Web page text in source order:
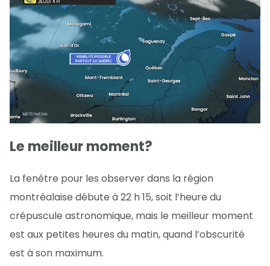
Le meilleur moment?
La fenêtre pour les observer dans la région
montréalaise débute à 22 h 15, soit l’heure du
crépuscule astronomique, mais le meilleur moment
est aux petites heures du matin, quand l’obscurité
est à son maximum.